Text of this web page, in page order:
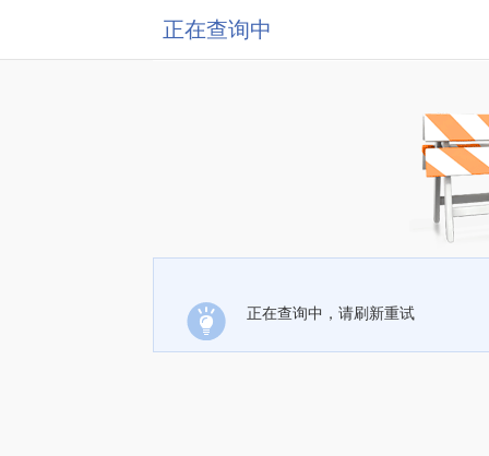
正在查询中
正在查询中，请刷新重试